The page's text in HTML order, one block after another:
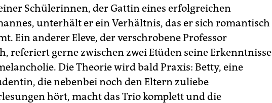
Schülerinnen, der Gattin eines erfolgreichen
unterhält er ein Verhältnis, das er sich romantisch
Ein anderer Eleve, der verschrobene Professor
referiert gerne zwischen zwei Etüden seine Erkenntnisse
Die Theorie wird bald Praxis: Betty, eine
die nebenbei noch den Eltern zuliebe
hört, macht das Trio komplett und die